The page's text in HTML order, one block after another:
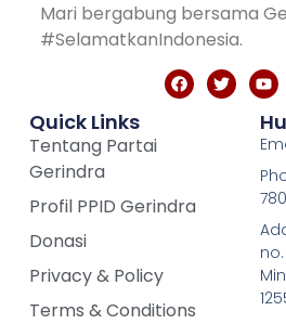
Mari bergabung bersama
#SelamatkanIndonesia.
Quick Links
Tentang Partai
Gerindra
Profil PPID Gerindra
Donasi
Privacy & Policy
Terms & Conditions